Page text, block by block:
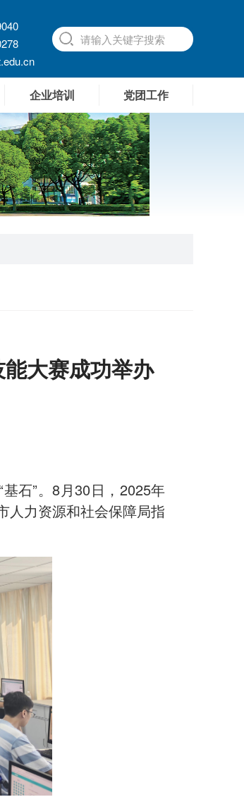
企业培训 党团工作
大赛成功举办
石”。8月30日，2025年
人力资源和社会保障局指